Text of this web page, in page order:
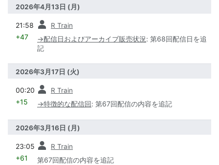
2026年4月13日 (月)
21:58 R Train
+47 →配信日およびアーカイブ販売状況: 第68回配信日を追
記
2026年3月17日 (火)
00:20 R Train
+15 →特徴的な配信回: 第67回配信の内容を追記
2026年3月16日 (月)
23:05 R Train
+61 第67回配信の内容を追記